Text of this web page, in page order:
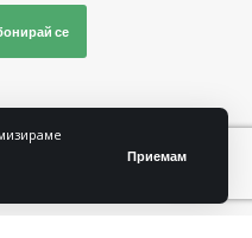
Приемам
се
Последвайте ни